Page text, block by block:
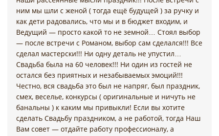
ним мы шли с женой ( тогда ещё будущей ) за ручку и
как дети радовались, что мы и в бюджет входим, и
Ведущий — просто какой то не земной… Стоял выбор
— после встречи с Романом, выбор сам сделался!!! Все
сделал мастерски!!! Ни одну деталь не упустил…
Свадьба была на 60 человек!!! Ни один из гостей не
остался без приятных и незабываемых эмоций!!!
Честно, вся свадьба это был не напряг, был праздник,
смех, веселье, конкурсы ( оригинальные и ничуть не
банальны ) к каким мы привыкли! Если вы хотите
сделать Свадьбу праздником, а не работой, тогда Наш
Вам совет — отдайте работу профессионалу, а